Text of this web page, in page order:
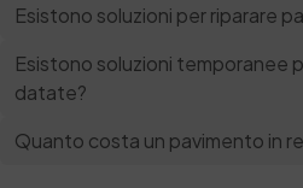
Esistono soluzioni per riparare
Esistono soluzioni temporanee
datate?
Quanto costa un pavimento in